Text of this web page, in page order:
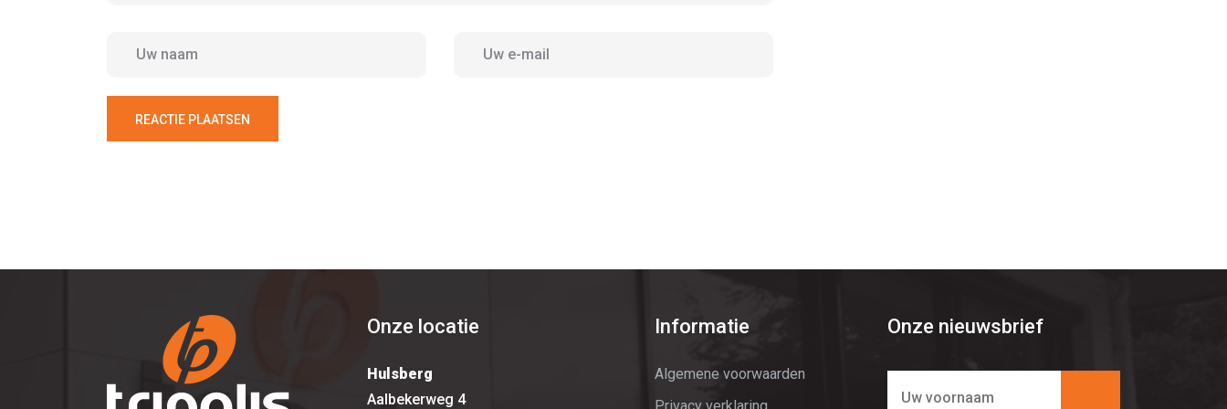
REACTIE PLAATSEN
Onze locatie
Hulsberg
Aalbekerweg 4
Informatie
Algemene voorwaarden
Onze nieuwsbrief